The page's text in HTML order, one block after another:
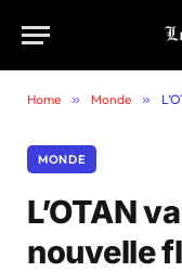
Home » Monde »
MONDE
L’OTAN
nouvelle